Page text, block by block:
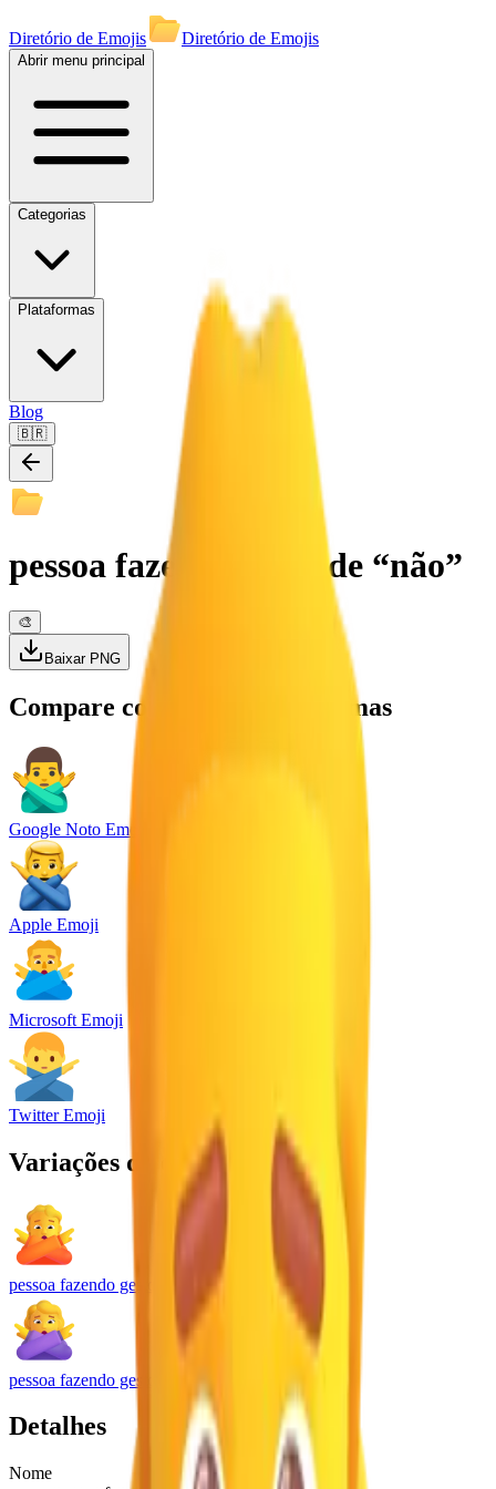
Diretório de Emojis Diretório de Emojis
Abrir menu principal
Categorias
Plataformas
Blog
🇧🇷
pessoa fazendo gesto de “não”
🎨
Baixar PNG
Compare com outras plataformas
Google Noto Emoji
Apple Emoji
Microsoft Emoji
Twitter Emoji
Variações do emoji
pessoa fazendo gesto de “não”
pessoa fazendo gesto de “não”
Detalhes
Nome